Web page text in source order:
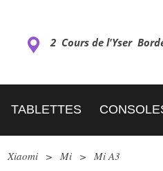
2 Cours de l'Yser
TABLETTES
Xiaomi > Mi > Mi A3